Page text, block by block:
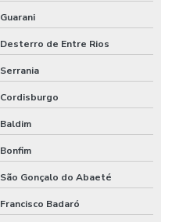
Guarani
Desterro de Entre Rios
Serrania
Cordisburgo
Baldim
Bonfim
São Gonçalo do Abaeté
Francisco Badaró